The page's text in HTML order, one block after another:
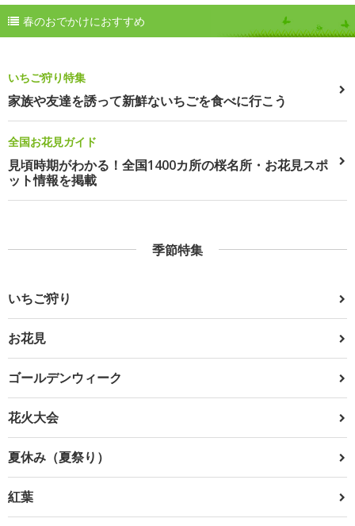
春のおでかけにおすすめ
いちご狩り特集
家族や友達を誘って新鮮ないちごを食べに行こう
全国お花見ガイド
見頃時期がわかる！全国1400カ所の桜名所・お花見スポ
ット情報を掲載
季節特集
いちご狩り
お花見
ゴールデンウィーク
花火大会
夏休み（夏祭り）
紅葉